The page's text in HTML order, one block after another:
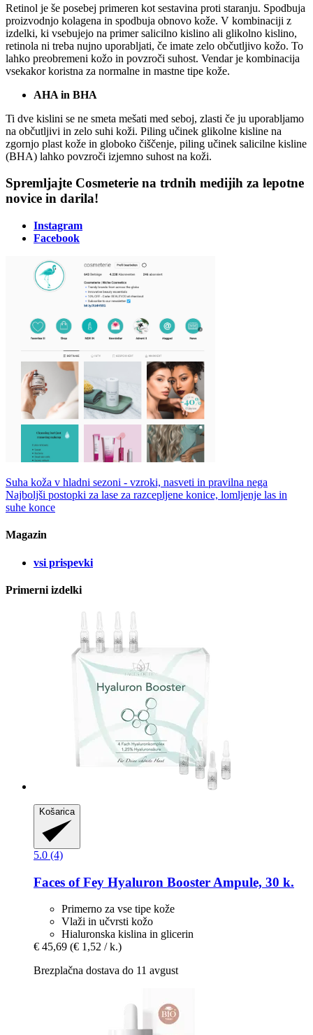
Retinol je še posebej primeren kot sestavina proti staranju. Spodbuja
proizvodnjo kolagena in spodbuja obnovo kože. V kombinaciji z
izdelki, ki vsebujejo na primer salicilno kislino ali glikolno kislino,
retinola ni treba nujno uporabljati, če imate zelo občutljivo kožo. To
lahko preobremeni kožo in povzroči suhost. Vendar je kombinacija
vsekakor koristna za normalne in mastne tipe kože.
AHA in BHA
Ti dve kislini se ne smeta mešati med seboj, zlasti če ju uporabljamo
na občutljivi in zelo suhi koži. Piling učinek glikolne kisline na
zgornjo plast kože in globoko čiščenje, piling učinek salicilne kisline
(BHA) lahko povzroči izjemno suhost na koži.
Spremljajte Cosmeterie na trdnih medijih za lepotne
novice in darila!
Instagram
Facebook
Suha koža v hladni sezoni - vzroki, nasveti in pravilna nega
Najboljši postopki za lase za razcepljene konice, lomljenje las in
suhe konce
Magazin
vsi prispevki
Primerni izdelki
Košarica
5.0 (4)
Faces of Fey Hyaluron Booster Ampule, 30 k.
Primerno za vse tipe kože
Vlaži in učvrsti kožo
Hialuronska kislina in glicerin
€ 45,69 (€ 1,52 / k.)
Brezplačna dostava do 11 avgust